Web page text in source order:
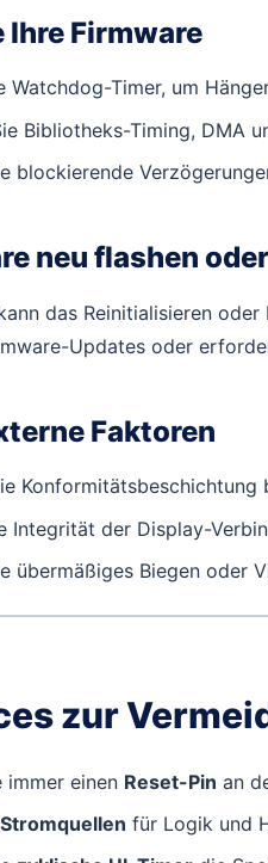
Ihre Firmware
Watchdog-Timer, um
Bibliotheks-Timing, DMA
blockierende
neu flashen
das Reinitialisieren
Updates oder
Faktoren
Konformitätsbeschichtung
Integrität der Display-
übermäßiges Biegen oder
zur
immer einen Reset-Pin an
für Logik und